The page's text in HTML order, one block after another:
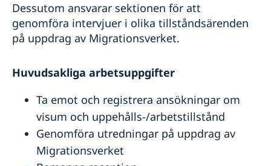
Dessutom ansvarar sektionen för att
genomföra intervjuer i olika tillståndsärenden
på uppdrag av Migrationsverket.
Huvudsakliga arbetsuppgifter
Ta emot och registrera ansökningar om
visum och uppehålls-/arbetstillstånd
Genomföra utredningar på uppdrag av
Migrationsverket